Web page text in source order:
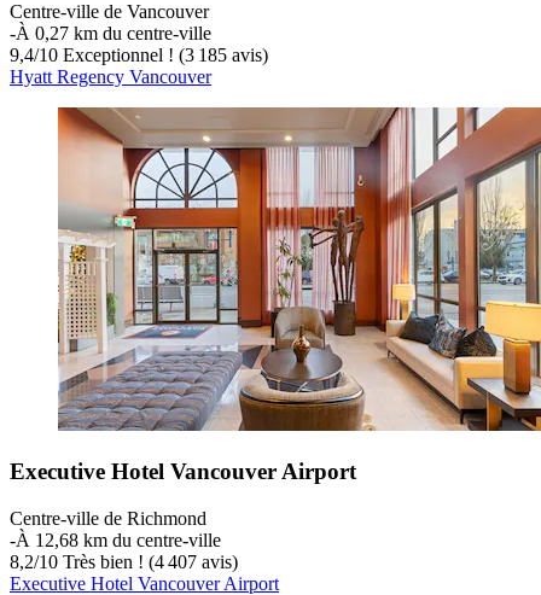
Centre-ville de Vancouver
‐À 0,27 km du centre-ville
9,4/10 Exceptionnel ! (3 185 avis)
Hyatt Regency Vancouver
Executive Hotel Vancouver Airport
Centre-ville de Richmond
‐À 12,68 km du centre-ville
8,2/10 Très bien ! (4 407 avis)
Executive Hotel Vancouver Airport